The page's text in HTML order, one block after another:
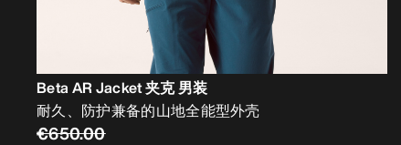
Beta AR Jacket 夹克 男装
耐久、防护兼备的山地全能型外壳
€650.00